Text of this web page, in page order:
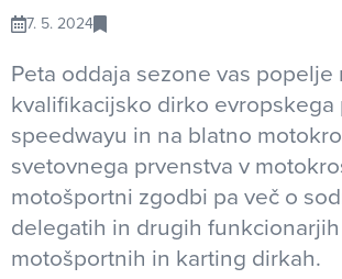
7. 5. 2024
Peta oddaja sezone vas popelje
kvalifikacijsko dirko evropskega
speedwayu in na blatno
svetovnega prvenstva v
motošportni zgodbi pa več o
delegatih in drugih
motošportnih in karting dirkah.